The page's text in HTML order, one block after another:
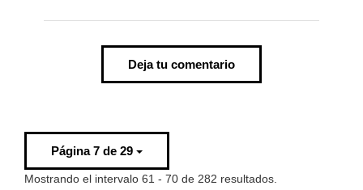
Deja tu comentario
Página 7 de 29
Mostrando el intervalo 61 - 70 de 282 resultados.